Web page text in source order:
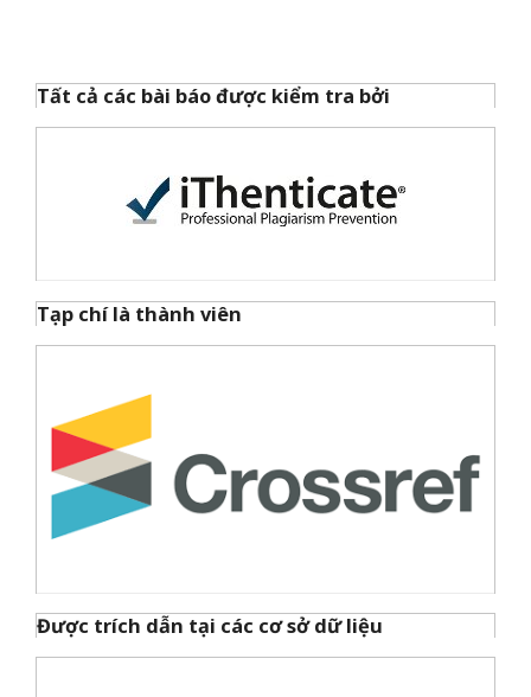
Tất cả các bài báo được kiểm tra bởi
Tạp chí là thành viên
Được trích dẫn tại các cơ sở dữ liệu